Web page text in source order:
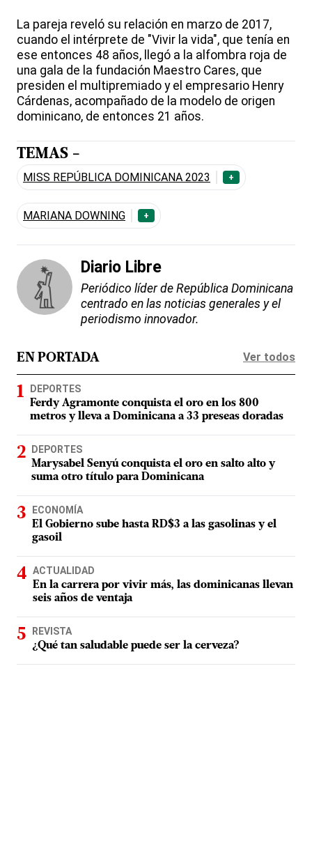
La pareja reveló su relación en marzo de 2017,
cuando el intérprete de "Vivir la vida", que tenía en
ese entonces 48 años, llegó a la alfombra roja de
una gala de la fundación Maestro Cares, que
presiden el multipremiado y el empresario Henry
Cárdenas, acompañado de la modelo de origen
dominicano, de entonces 21 años.
TEMAS -
MISS REPÚBLICA DOMINICANA 2023 +
MARIANA DOWNING +
Diario Libre
Periódico líder de República Dominicana
centrado en las noticias generales y el
periodismo innovador.
EN PORTADA Ver todos
DEPORTES
Ferdy Agramonte conquista el oro en los 800
metros y lleva a Dominicana a 33 preseas doradas
DEPORTES
Marysabel Senyú conquista el oro en salto alto y
suma otro título para Dominicana
ECONOMÍA
El Gobierno sube hasta RD$3 a las gasolinas y el
gasoil
ACTUALIDAD
En la carrera por vivir más, las dominicanas llevan
seis años de ventaja
REVISTA
¿Qué tan saludable puede ser la cerveza?